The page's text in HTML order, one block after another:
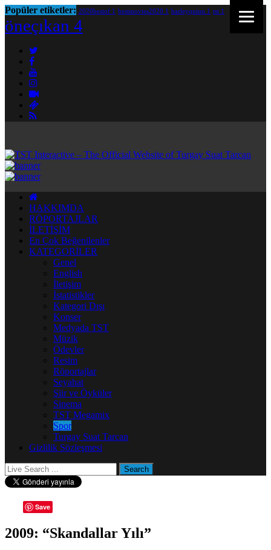
Popüler etiketler: 2020bestof 1 bestmovies2020 1 harleyquinn 1 tst 1
öneçıkan 4
HAKKIMDA
RÖPORTAJLAR
İLETİŞİM
En Çok Beğenilenler
KATEGORİLER
Genel
English
İletişim
İstatistikler
Kategori Dışı
Konser
Medyada TST
Müzik
Ödevler
Resim
Röportajlar
Seyahat
Şiir ve Öyküler
Sinema
TST Megamix
Spor
Turgay Suat Tarcan
Gizlilik Sözleşmesi
Save
2009: “Skandallar Yılı”